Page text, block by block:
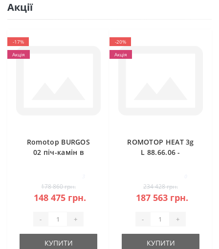
Акції
-17%
Акція
Romotop BURGOS
02 піч-камін в
178 860 грн.
148 475 грн.
- +
КУПИТИ
-20%
Акція
ROMOTOP HEAT 3g
L 88.66.06 -
камера)
234 428 грн.
187 563 грн.
- +
КУПИТИ